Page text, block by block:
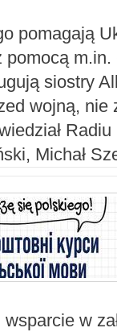
pomagają
pomocą
siostry
wojną, nie
Michał
w